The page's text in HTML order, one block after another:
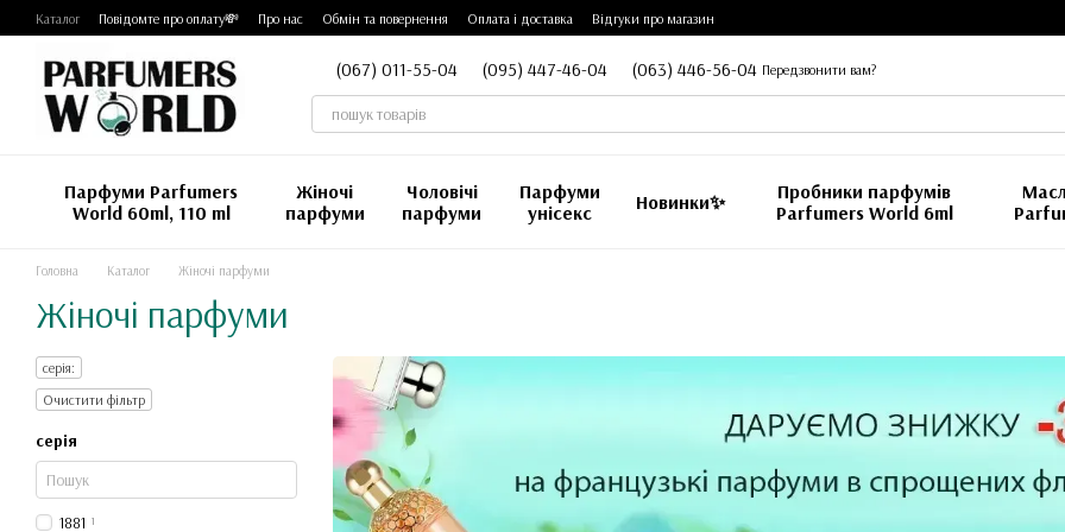
Перейти до основного контенту
Каталог Повідомте про оплату💸 Про нас Обмін та повернення Оплата і доставка Відгуки про магазин
(067) 011-55-04 (095) 447-46-04 (063) 446-56-04 Передзвонити вам?
Парфуми Parfumers
World 60ml, 110 ml
Жіночі
парфуми
Чоловічі
парфуми
Парфуми
унісекс
Новинки✨
Пробники парфумiв
Parfumers World 6ml
Головна Каталог Жіночі парфуми
Жіночі парфуми
серія:
Очистити фільтр
серія
1881 1